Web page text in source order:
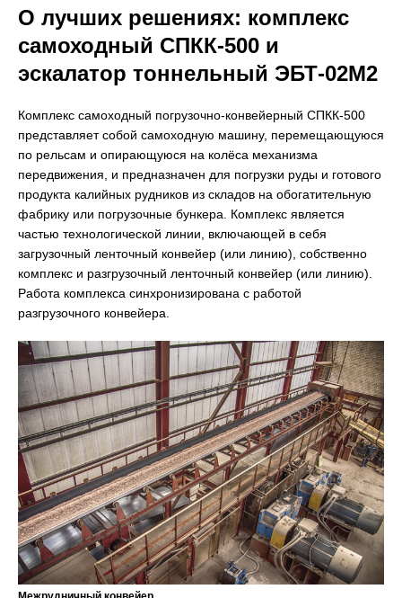
О лучших решениях: комплекс
самоходный СПКК-500 и
эскалатор тоннельный ЭБТ-02М2
Комплекс самоходный погрузочно-конвейерный СПКК-500
представляет собой самоходную машину, перемещающуюся
по рельсам и опирающуюся на колёса механизма
передвижения, и предназначен для погрузки руды и готового
продукта калийных рудников из складов на обогатительную
фабрику или погрузочные бункера. Комплекс является
частью технологической линии, включающей в себя
загрузочный ленточный конвейер (или линию), собственно
комплекс и разгрузочный ленточный конвейер (или линию).
Работа комплекса синхронизирована с работой
разгрузочного конвейера.